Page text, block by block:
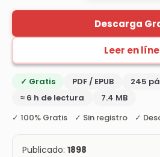
Descarga
Leer en
✓ Gratis PDF / EPUB
245
≈ 6 h de lectura
7.4 MB
✓ 100% Gratis ✓ Sin registro ✓
Publicado: 1898